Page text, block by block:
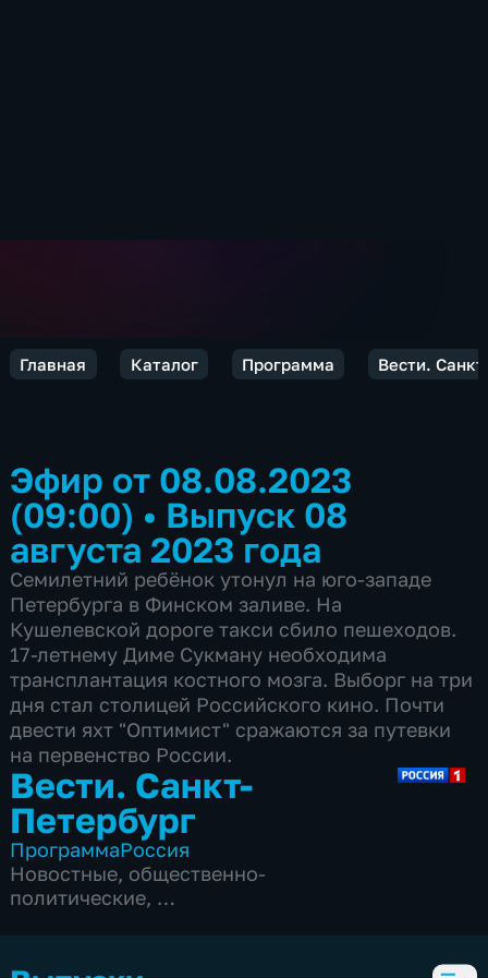
Главная Каталог Программа Вести.
Эфир от 08.08.2023
(09:00) • Выпуск 08
августа 2023 года
Семилетний ребёнок утонул на юго-западе
Петербурга в Финском заливе. На
Кушелевской дороге такси сбило пешеходов.
17-летнему Диме Сукману необходима
трансплантация костного мозга. Выборг на три
дня стал столицей Российского кино. Почти
двести яхт "Оптимист" сражаются за путевки
на первенство России.
Вести. Санкт-
Петербург
ПрограммаРоссия
Новостные, общественно-
политические,